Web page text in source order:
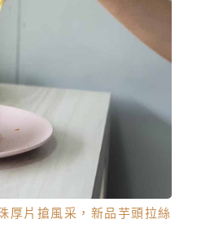
厚片搶風采，新品芋頭拉絲